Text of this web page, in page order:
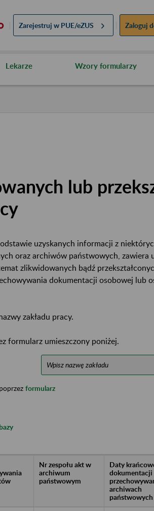
Zarejestruj w PUE/eZUS Zaloguj
Lekarze Wzory formularzy
lub
uzyskanych informacji z
oraz archiwów państwowych, zawiera
zlikwidowanych bądź
dokumentacji osobowej lub
zakładu pracy.
formularz umieszczony poniżej.
formularz
Nr zespołu akt w
archiwum
państwowym
Daty
dokumentacji
archiwach
państwowych